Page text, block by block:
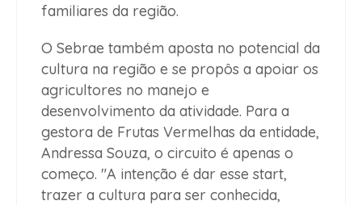
familiares da região.
O Sebrae também aposta no potencial da
cultura na região e se propôs a apoiar os
agricultores no manejo e
desenvolvimento da atividade. Para a
gestora de Frutas Vermelhas da entidade,
Andressa Souza, o circuito é apenas o
começo. "A intenção é dar esse start,
trazer a cultura para ser conhecida,